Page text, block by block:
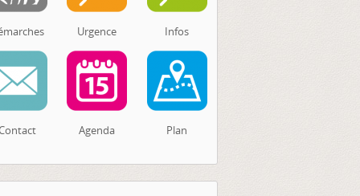
Urgence Infos
Agenda Plan